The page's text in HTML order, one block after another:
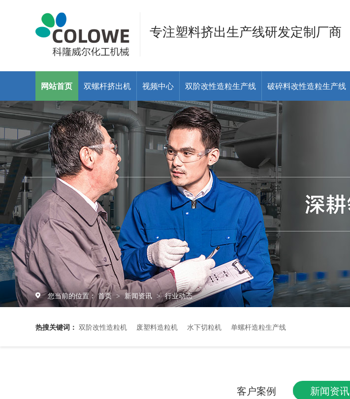
专注塑料挤出生产线研发定制厂商
网站首页 双螺杆挤出机 视频中心 双阶改性造粒生产线 破碎料改性造粒生产线
您当前的位置： 首页 > 新闻资讯 > 行业动态
热搜关键词： 双阶改性造粒机 废塑料造粒机 水下切粒机 单螺杆造粒生产线
客户案例 新闻资讯